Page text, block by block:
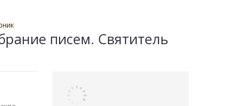
писем. Святитель